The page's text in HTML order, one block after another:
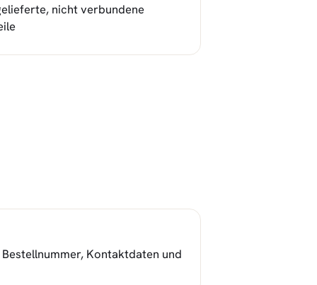
nicht verbundene
Bestellnummer, Kontaktdaten und